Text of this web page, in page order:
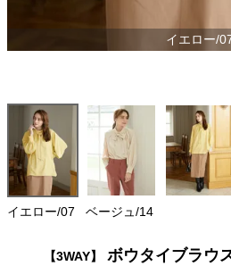
イエロー/
イエロー/07 ベージュ/14
【3WAY】 ボウタイブラウ